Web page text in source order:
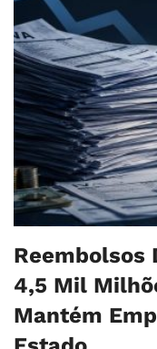
Reembolsos
4,5 Mil
Mantém